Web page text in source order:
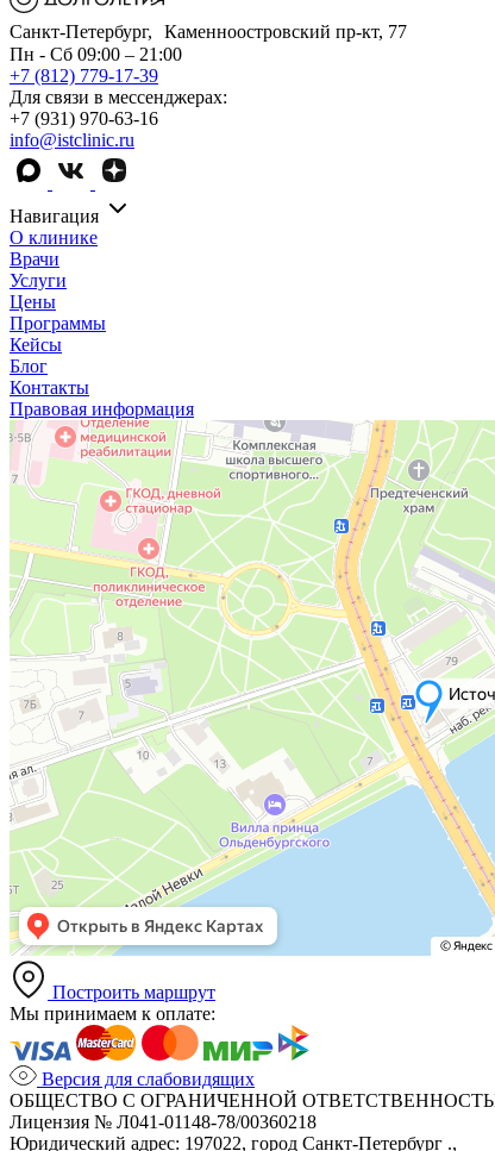
Санкт-Петербург, Каменноостровский пр-кт, 77
Пн - Сб 09:00 – 21:00
+7 (812) 779-17-39
Для связи в мессенджерах:
+7 (931) 970-63-16
info@istclinic.ru
Навигация
О клинике
Врачи
Услуги
Цены
Программы
Кейсы
Блог
Контакты
Правовая информация
Построить маршрут
Мы принимаем к оплате:
Версия для слабовидящих
ОБЩЕСТВО С ОГРАНИЧЕННОЙ
Лицензия № Л041-01148-78/00360218
Юридический адрес: 197022, город Санкт-Петербург .,